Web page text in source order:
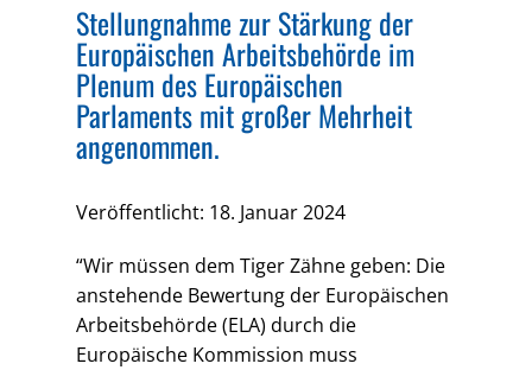
Stellungnahme zur Stärkung der
Europäischen Arbeitsbehörde im
Plenum des Europäischen
Parlaments mit großer Mehrheit
angenommen.
Veröffentlicht: 18. Januar 2024
“Wir müssen dem Tiger Zähne geben: Die
anstehende Bewertung der Europäischen
Arbeitsbehörde (ELA) durch die
Europäische Kommission muss